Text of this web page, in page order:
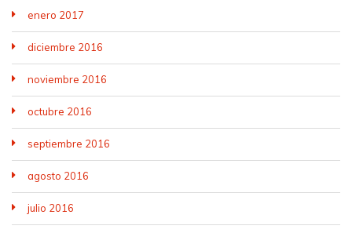
enero 2017
diciembre 2016
noviembre 2016
octubre 2016
septiembre 2016
agosto 2016
julio 2016